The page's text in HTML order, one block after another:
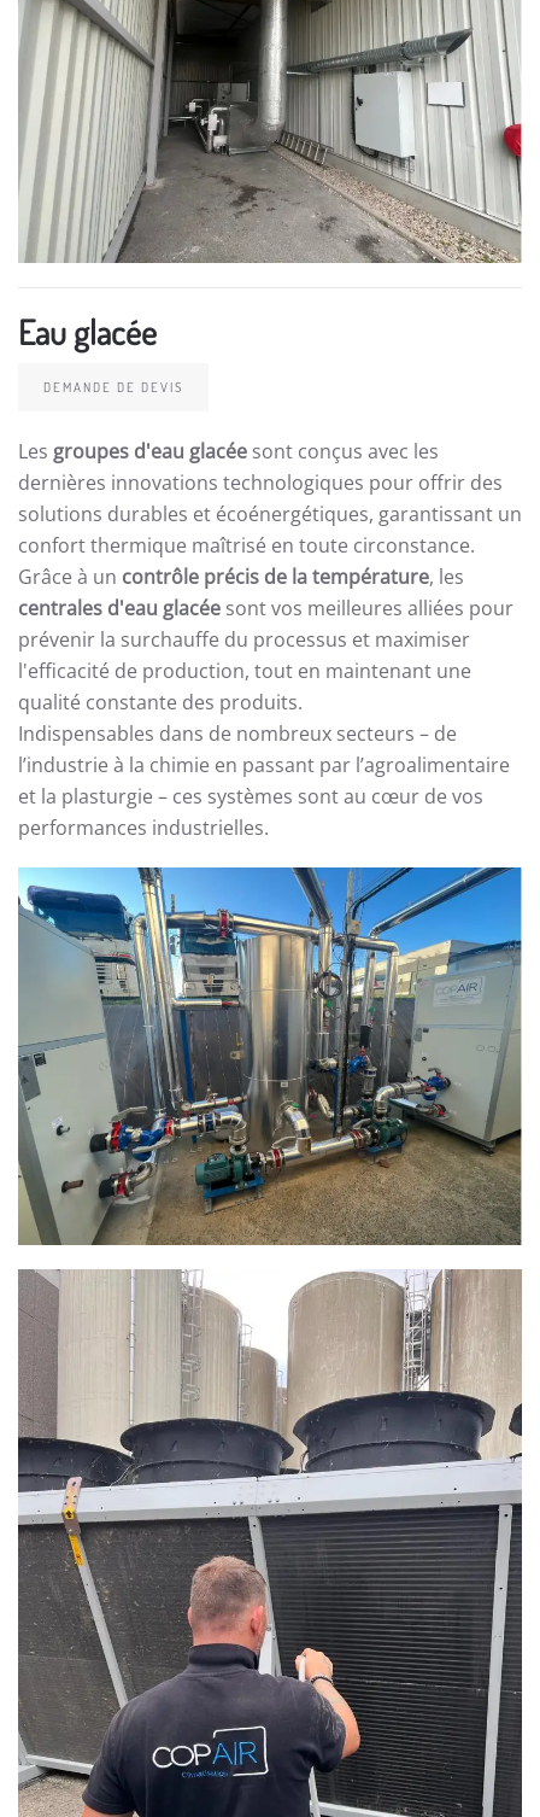
Eau glacée
DEMANDE DE DEVIS
Les groupes d'eau glacée sont conçus avec les
dernières innovations technologiques pour offrir des
solutions durables et écoénergétiques, garantissant un
confort thermique maîtrisé en toute circonstance.
Grâce à un contrôle précis de la température, les
centrales d'eau glacée sont vos meilleures alliées pour
prévenir la surchauffe du processus et maximiser
l'efficacité de production, tout en maintenant une
qualité constante des produits.
Indispensables dans de nombreux secteurs – de
l’industrie à la chimie en passant par l’agroalimentaire
et la plasturgie – ces systèmes sont au cœur de vos
performances industrielles.